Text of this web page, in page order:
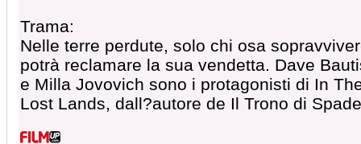
Trama:
Nelle terre perdute, solo chi osa
potrà reclamare la sua vendetta. Dave
e Milla Jovovich sono i protagonisti di In
Lost Lands, dall?autore de Il Trono di